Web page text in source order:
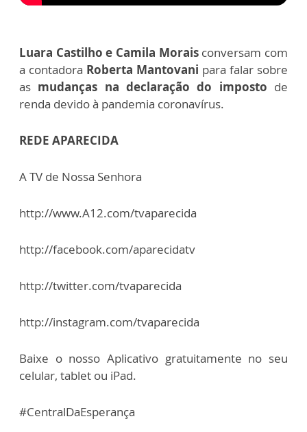
Luara Castilho e Camila Morais conversam com
a contadora Roberta Mantovani para falar sobre
as mudanças na declaração do imposto de
renda devido à pandemia coronavírus.
REDE APARECIDA
A TV de Nossa Senhora
http://www.A12.com/tvaparecida
http://facebook.com/aparecidatv
http://twitter.com/tvaparecida
http://instagram.com/tvaparecida
Baixe o nosso Aplicativo gratuitamente no seu
celular, tablet ou iPad.
#CentralDaEsperança